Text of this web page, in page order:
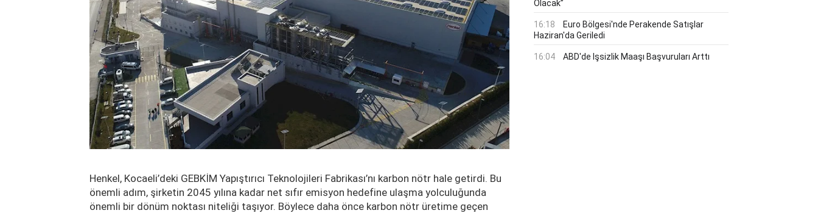
Henkel, Kocaeli’deki GEBKİM Yapıştırıcı Teknolojileri Fabrikası’nı karbon nötr hale getirdi. Bu
önemli adım, şirketin 2045 yılına kadar net sıfır emisyon hedefine ulaşma yolculuğunda
önemli bir dönüm noktası niteliği taşıyor. Böylece daha önce karbon nötr üretime geçen
Olacak”
16:18
Euro Bölgesi'nde Perakende Satışlar
Haziran'da Geriledi
16:04 ABD'de Işsizlik Maaşı Başvuruları Arttı